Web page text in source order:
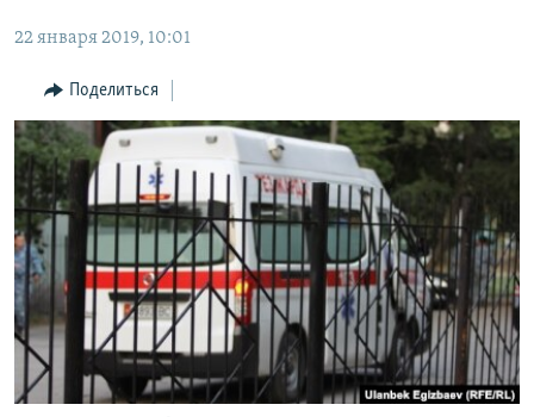
главной
навигации
Вернутся
поиску
ТАДЖИКИСТАН
ҚАЗАҚША
КЫРГЫЗЧА
ЎЗБЕКЧА
ТОҶИКӢ
TÜRKMENÇE
Все сайты РСЕ/РС
22 января 2019, 10:01
Поделиться